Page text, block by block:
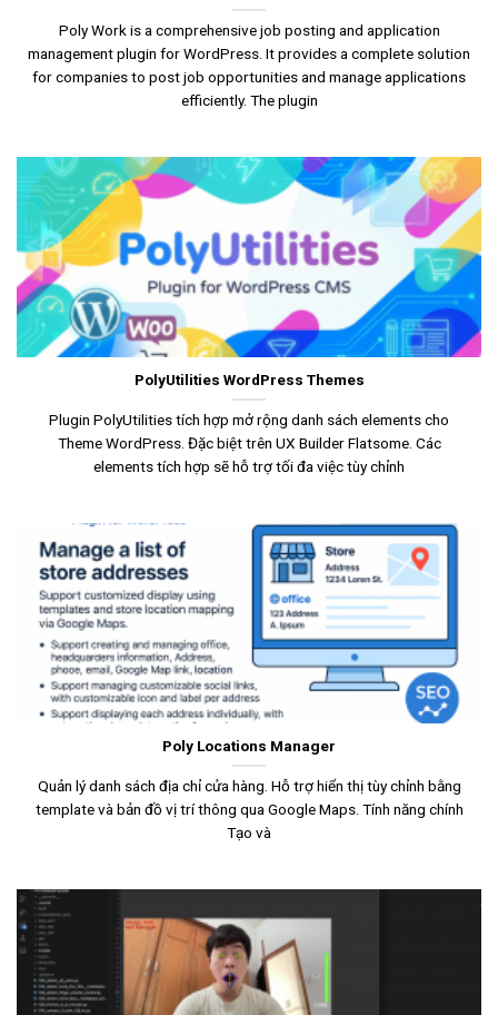
Poly Work is a comprehensive job posting and application
management plugin for WordPress. It provides a complete solution
for companies to post job opportunities and manage applications
efficiently. The plugin
PolyUtilities WordPress Themes
Plugin PolyUtilities tích hợp mở rộng danh sách elements cho
Theme WordPress. Đặc biệt trên UX Builder Flatsome. Các
elements tích hợp sẽ hỗ trợ tối đa việc tùy chỉnh
Poly Locations Manager
Quản lý danh sách địa chỉ cửa hàng. Hỗ trợ hiển thị tùy chỉnh bằng
template và bản đồ vị trí thông qua Google Maps. Tính năng chính
Tạo và